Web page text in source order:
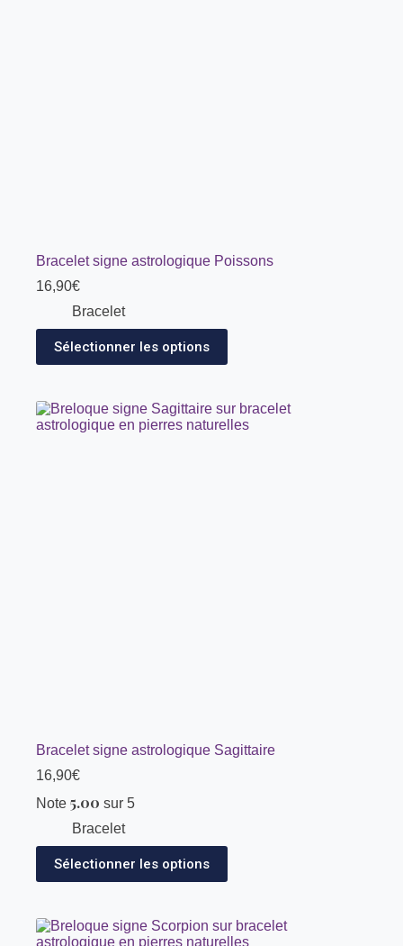
Bracelet signe astrologique Poissons
16,90€
Bracelet
Sélectionner les options
Bracelet signe astrologique Sagittaire
16,90€
Note 5.00 sur 5
Bracelet
Sélectionner les options